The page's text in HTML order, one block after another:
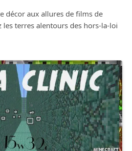
décor aux allures de films de
les terres alentours des hors-la-loi